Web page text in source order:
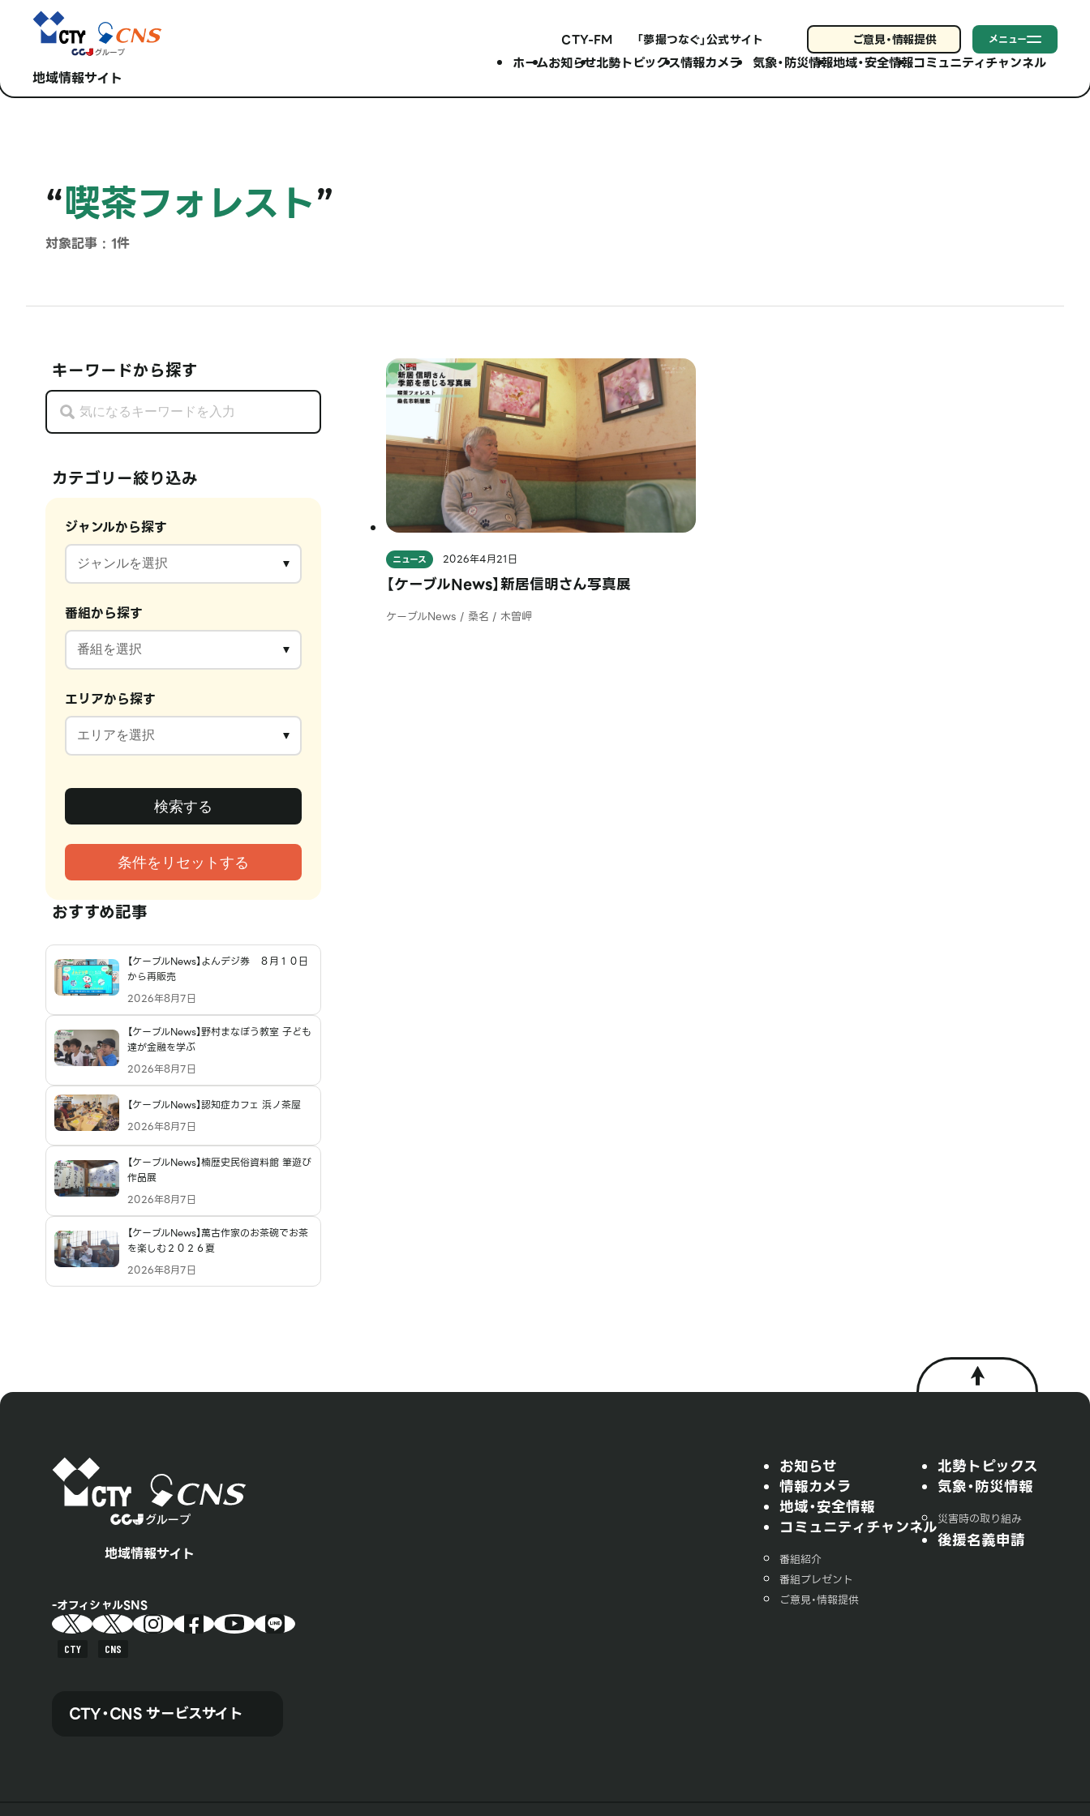
地域情報サイト
CTY-FM 「夢撮つなぐ」公式サイト ご意見・情報提供 メニュー
ホームお知らせ北勢トピックス情報カメラ 気象・防災情報地域・安全情報コミュニティチャンネル
“喫茶フォレスト”
対象記事 : 1件
キーワードから探す
カテゴリー絞り込み
ジャンルから探す
番組から探す
エリアから探す
おすすめ記事
【ケーブルNews】よんデジ券 ８月１０日
から再販売
2026年8月7日
【ケーブルNews】野村まなぼう教室 子ども
達が金融を学ぶ
2026年8月7日
【ケーブルNews】認知症カフェ 浜ノ茶屋
2026年8月7日
【ケーブルNews】楠歴史民俗資料館 筆遊び
作品展
2026年8月7日
【ケーブルNews】萬古作家のお茶碗でお茶
を楽しむ２０２６夏
2026年8月7日
ニュース 2026年4月21日
【ケーブルNews】新居信明さん写真展
ケーブルNews / 桑名 / 木曽岬
地域情報サイト
オフィシャルSNS
CTY CNS
CTY・CNS サービスサイト
お知らせ
情報カメラ
地域・安全情報
コミュニティチャンネル
番組紹介
番組プレゼント
ご意見・情報提供
北勢トピックス
気象・防災情報
災害時の取り組み
後援名義申請